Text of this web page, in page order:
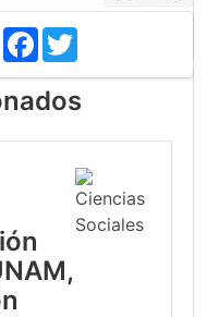
Facebook